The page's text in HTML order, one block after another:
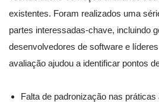
existentes. Foram realizados uma
partes interessadas-chave, incluindo
desenvolvedores de software e
avaliação ajudou a identificar pontos
Falta de padronização nas práticas